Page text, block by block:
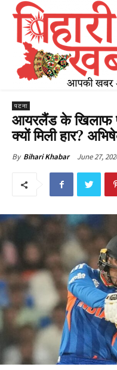
पटना
आयरलैंड के खिलाफ
क्यों मिली हार?
By Bihari Khabar June 27,